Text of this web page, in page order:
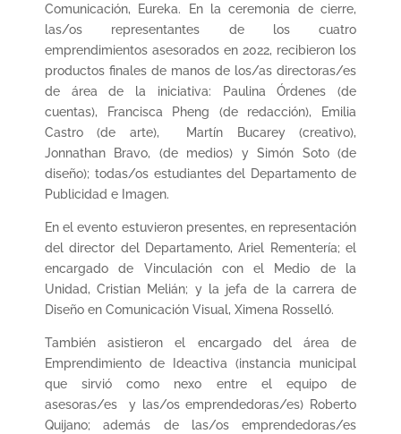
Comunicación, Eureka. En la ceremonia de cierre,
las/os representantes de los cuatro
emprendimientos asesorados en 2022, recibieron los
productos finales de manos de los/as directoras/es
de área de la iniciativa: Paulina Órdenes (de
cuentas), Francisca Pheng (de redacción), Emilia
Castro (de arte), Martín Bucarey (creativo),
Jonnathan Bravo, (de medios) y Simón Soto (de
diseño); todas/os estudiantes del Departamento de
Publicidad e Imagen.
En el evento estuvieron presentes, en representación
del director del Departamento, Ariel Rementería; el
encargado de Vinculación con el Medio de la
Unidad, Cristian Melián; y la jefa de la carrera de
Diseño en Comunicación Visual, Ximena Rosselló.
También asistieron el encargado del área de
Emprendimiento de Ideactiva (instancia municipal
que sirvió como nexo entre el equipo de
asesoras/es y las/os emprendedoras/es) Roberto
Quijano; además de las/os emprendedoras/es